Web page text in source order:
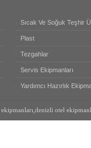
Sıcak Ve Soğuk Teşhir
Plast
Tezgahlar
Servis Ekipmanları
Yardımcı Hazırlık
otel